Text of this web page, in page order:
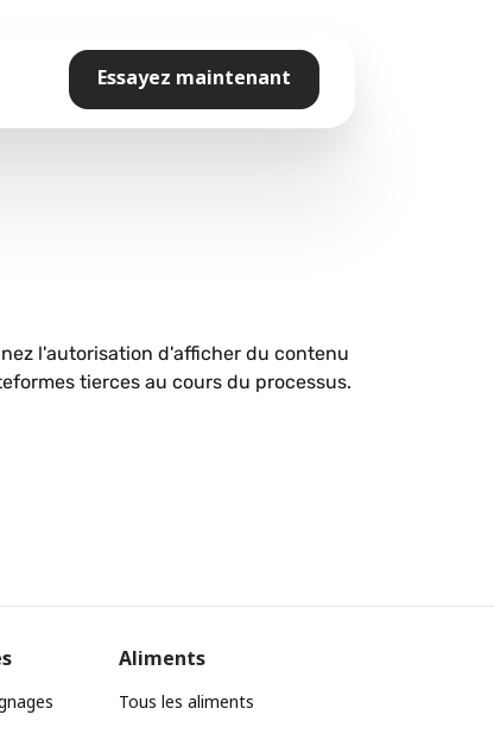
Essayez maintenant
l'autorisation d'afficher du contenu
tierces au cours du processus.
Aliments
Tous les aliments